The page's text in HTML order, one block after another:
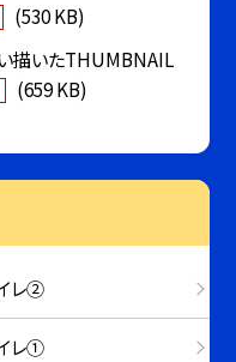
(530 KB)
い描いたTHUMBNAIL
(659 KB)
レ②
レ①